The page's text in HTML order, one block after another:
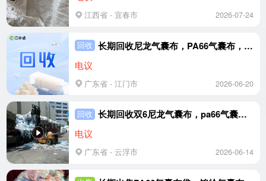
江西省 - 宜春市 2026-07-24
回收 长期回收尼龙气囊布，PA66气囊布，要求单面带胶，造粒用，月需200吨，厂在广东江门
电议
广东省 - 江门市 2026-06-20
回收 长期回收双6尼龙气囊布，pa66气囊布边角料，月需300吨，造粒用，厂在广东云浮
电议
广东省 - 云浮市 2026-06-14